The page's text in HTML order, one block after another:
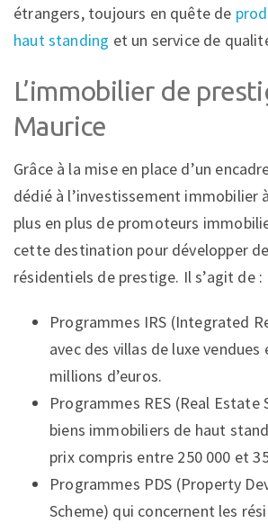
étrangers, toujours en quête de
haut standing et un service de
L’immobilier de
Maurice
Grâce à la mise en place d’un
dédié à l’investissement immobilier
plus en plus de promoteurs
cette destination pour développer
résidentiels de prestige. Il s’agit de :
Programmes IRS (Integrated
avec des villas de luxe vendues
millions d’euros.
Programmes RES (Real Estate
biens immobiliers de haut
prix compris entre 250 000 et
Programmes PDS (Property
Scheme) qui concernent les